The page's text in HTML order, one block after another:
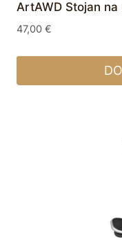
ArtAWD Stojan
47,00 €